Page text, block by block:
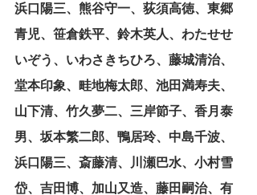
浜口陽三、熊谷守一、荻須高徳、東郷
青児、笹倉鉄平、鈴木英人、わたせせ
いぞう、いわさきちひろ、藤城清治、
堂本印象、畦地梅太郎、池田満寿夫、
山下清、竹久夢二、三岸節子、香月泰
男、坂本繁二郎、鴨居玲、中島千波、
浜口陽三、斎藤清、川瀬巴水、小村雪
岱、吉田博、加山又造、藤田嗣治、有